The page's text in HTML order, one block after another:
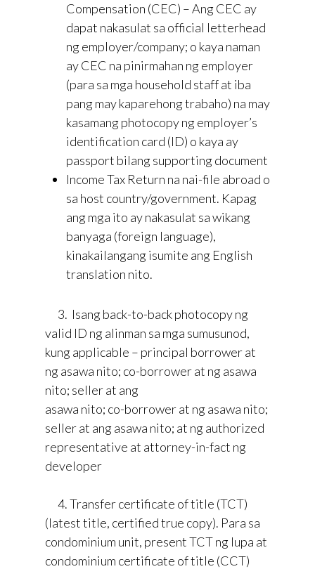
Compensation (CEC) – Ang CEC ay
dapat nakasulat sa official letterhead
ng employer/company; o kaya naman
ay CEC na pinirmahan ng employer
(para sa mga household staff at iba
pang may kaparehong trabaho) na may
kasamang photocopy ng employer’s
identification card (ID) o kaya ay
passport bilang supporting document
Income Tax Return na nai-file abroad o
sa host country/government. Kapag
ang mga ito ay nakasulat sa wikang
banyaga (foreign language),
kinakailangang isumite ang English
translation nito.
3. Isang back-to-back photocopy ng
valid ID ng alinman sa mga sumusunod,
kung applicable – principal borrower at
ng asawa nito; co-borrower at ng asawa
nito; seller at ang
asawa nito; co-borrower at ng asawa nito;
seller at ang asawa nito; at ng authorized
representative at attorney-in-fact ng
developer
4. Transfer certificate of title (TCT)
(latest title, certified true copy). Para sa
condominium unit, present TCT ng lupa at
condominium certificate of title (CCT)